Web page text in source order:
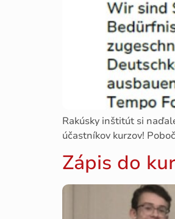
Rakúsky inštitút si
účastníkov kurzov!
Zápis do